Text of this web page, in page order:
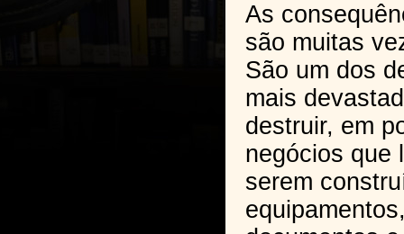
As
são muitas
São um dos
mais
destruir, em
negócios que
serem